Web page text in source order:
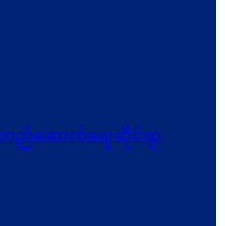
ည်ဆောက်ရေးဆိုင်ရာ